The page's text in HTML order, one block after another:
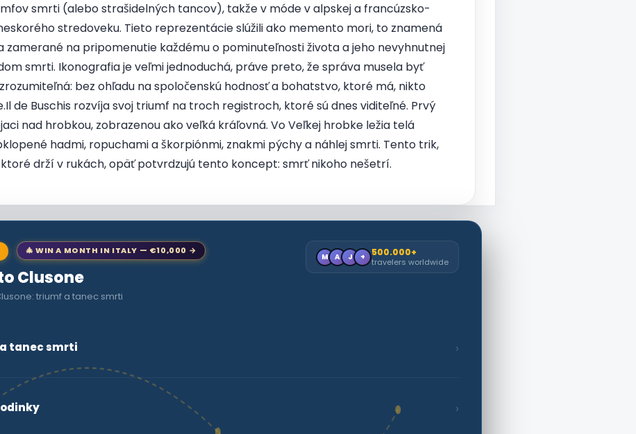
smrti (alebo strašidelných tancov), takže v móde v alpskej a francúzsko-
stredoveku. Tieto reprezentácie slúžili ako memento mori, to znamená
zamerané na pripomenutie každému o pominuteľnosti života a jeho nevyhnutnej
smrti. Ikonografia je veľmi jednoduchá, práve preto, že správa musela byť
bez ohľadu na spoločenskú hodnosť a bohatstvo, ktoré má, nikto
de Buschis rozvíja svoj triumf na troch registroch, ktoré sú dnes viditeľné. Prvý
nad hrobkou, zobrazenou ako veľká kráľovná. Vo Veľkej hrobke ležia telá
hadmi, ropuchami a škorpiónmi, znakmi pýchy a náhlej smrti. Tento trik,
drží v rukách, opäť potvrdzujú tento koncept: smrť nikoho nešetrí.
🎄 WIN A MONTH IN ITALY — €10,000 →
Clusone
triumf a tanec smrti
M A J + 500.000+
travelers worldwide
tanec smrti ›
›